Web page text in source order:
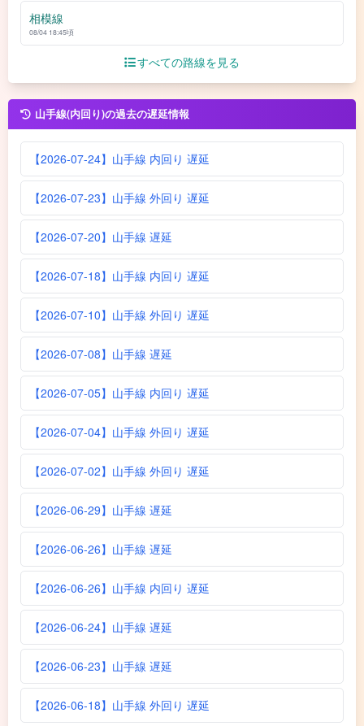
相模線
08/04 18:45頃
すべての路線を見る
山手線(内回り)の過去の遅延情報
【2026-07-24】山手線 内回り 遅延
【2026-07-23】山手線 外回り 遅延
【2026-07-20】山手線 遅延
【2026-07-18】山手線 内回り 遅延
【2026-07-10】山手線 外回り 遅延
【2026-07-08】山手線 遅延
【2026-07-05】山手線 内回り 遅延
【2026-07-04】山手線 外回り 遅延
【2026-07-02】山手線 外回り 遅延
【2026-06-29】山手線 遅延
【2026-06-26】山手線 遅延
【2026-06-26】山手線 内回り 遅延
【2026-06-24】山手線 遅延
【2026-06-23】山手線 遅延
【2026-06-18】山手線 外回り 遅延